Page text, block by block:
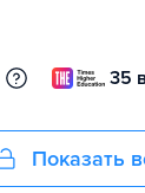
35
Показать